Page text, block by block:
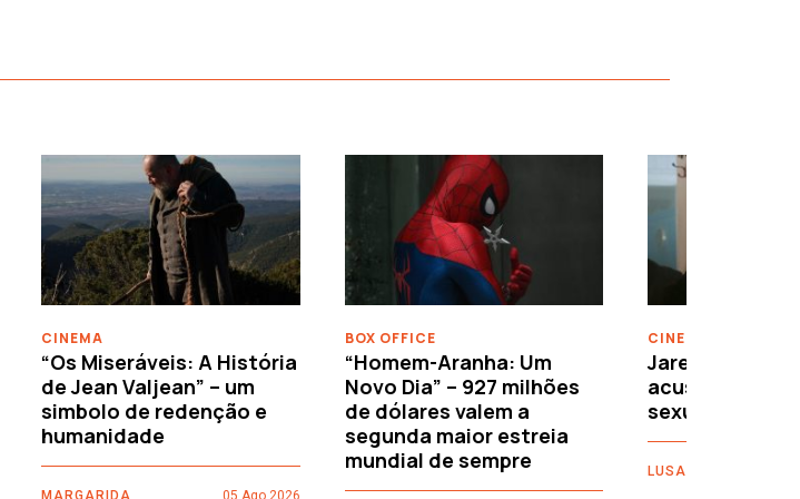
CINEMA
“Os Miseráveis: A História
de Jean Valjean” – um
simbolo de redenção e
humanidade
MARGARIDA
05 Ago 2026
BOX OFFICE
“Homem-Aranha: Um
Novo Dia” – 927 milhões
de dólares valem a
segunda maior estreia
mundial de sempre
CINEMA
Jared Leto
acusações de
sexuais
LUSA